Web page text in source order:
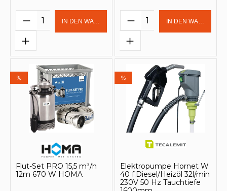
Produkt Anzahl: Gib den
IN DEN WARENKORB Produkt Anzahl:
IN DEN
%
Flut-Set PRO 15,5 m³/h
12m 670 W HOMA
%
Elektropumpe Hornet W
40 f.Diesel/Heizöl 32l/min
230V 50 Hz Tauchtiefe